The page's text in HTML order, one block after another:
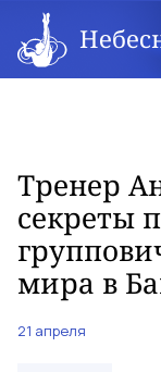
Тренер
секреты
мира в
21 апреля